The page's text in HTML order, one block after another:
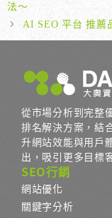
法～
AI SEO 平台 推薦
從市場分析到完整
排名解決方案，結
升網站效能與用戶
出，吸引更多目標
SEO行銷
網站優化
關鍵字分析